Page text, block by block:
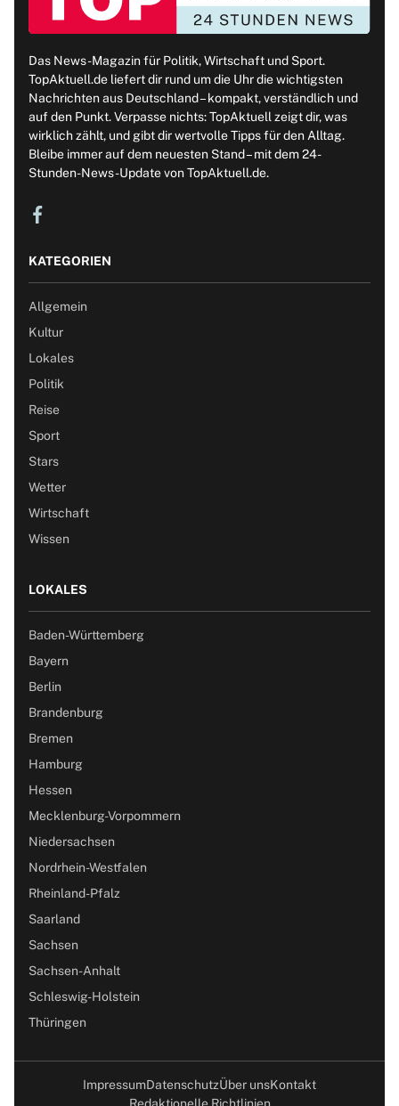
Das News-Magazin für Politik, Wirtschaft und Sport.
TopAktuell.de liefert dir rund um die Uhr die wichtigsten
Nachrichten aus Deutschland – kompakt, verständlich und
auf den Punkt. Verpasse nichts: TopAktuell zeigt dir, was
wirklich zählt, und gibt dir wertvolle Tipps für den Alltag.
Bleibe immer auf dem neuesten Stand – mit dem 24-
Stunden-News-Update von TopAktuell.de.
KATEGORIEN
Allgemein
Kultur
Lokales
Politik
Reise
Sport
Stars
Wetter
Wirtschaft
Wissen
LOKALES
Baden-Württemberg
Bayern
Berlin
Brandenburg
Bremen
Hamburg
Hessen
Mecklenburg-Vorpommern
Niedersachsen
Nordrhein-Westfalen
Rheinland-Pfalz
Saarland
Sachsen
Sachsen-Anhalt
Schleswig-Holstein
Thüringen
ImpressumDatenschutzÜber unsKontakt